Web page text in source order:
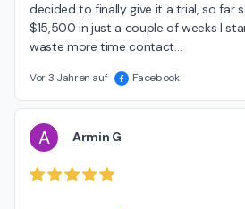
decided to finally give it a trial, so far
$15,500 in just a couple of weeks I
waste more time contact…
Vor 3 Jahren auf Facebook
A Armin G